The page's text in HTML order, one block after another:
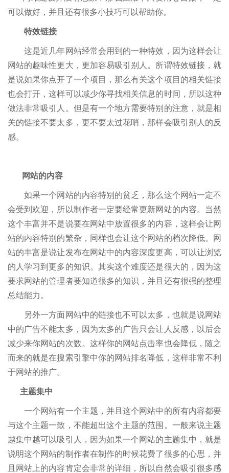
可以做好，并且还有很多小技巧可以帮助你。
特效链接
这是近几年网站经常会用到的一种特效，因为这样会让
网站的趣味性更大，更加容易吸引别人。所谓特效链接，就
是说如果你点开了一个项目，那么有关这个项目的相关链接
也会打开，这样可以减少你寻找相关信息的时间，所以这种
做法非常吸引人。但是有一个地方需要特别的注意，就是相
关的链接不要太多，更不要太过花哨，那样会吸引别人的反
感。
网站的内容
如果一个网站的内容特别的贫乏，那么这个网站一定不
会受到欢迎，所以制作者一定要经常更新网站的内容。当然
这个丰富并不是说要在网站中放置很多的内容，这样会让网
站的内容特别的繁杂，同样也会让这个网站的档次降低。网
站的丰富是说让发布在网站中的内容深度更高，可以让浏览
的人学习到更多的知识。其实这个难度还是很大的，因为这
要求网站的管理者要知道很多的知识，并且还有很强的整理
总结能力。
另外一方面网站中的链接也不可以太多，也就是说网站
中的广告不能太多，因为太多的广告只会让人反感，以后会
减少来你网站的次数。这样你的网站点击率也会降低，随之
而来的就是在搜索引擎中你的网站排名降低，这样非常不利
于网站的推广。
主题集中
一个网站有一个主题，并且这个网站中的所有内容都要
与这个主题一致，不能超出这个主题的范围。一般来说主题
越集中越可以吸引人，因为如果一个网站的主题集中，就是
说明这个网站的制作者在制作的时候花费了很多的心思，并
且网站上的内容肯定会非常的详细，所以自然会吸引很多感